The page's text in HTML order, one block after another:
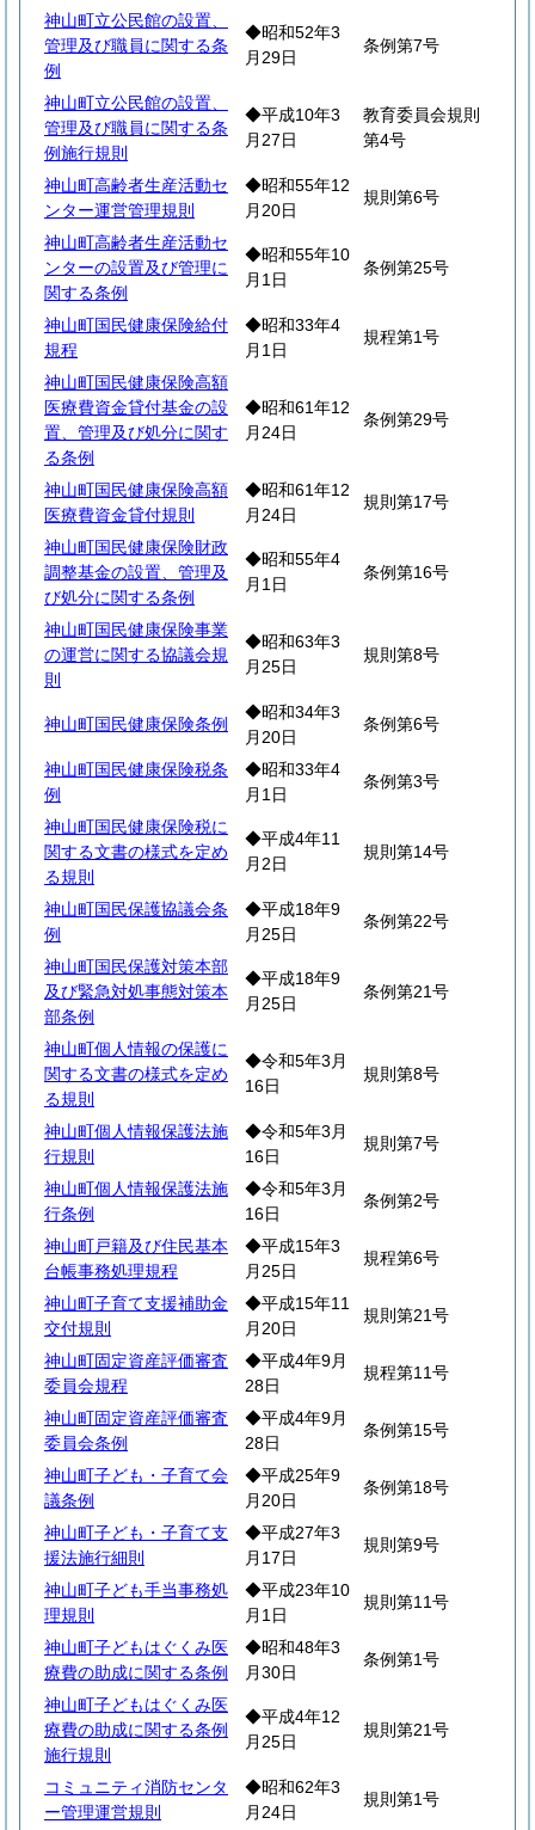
神山町立公民館の設置、
管理及び職員に関する条
例
◆昭和52年3
月29日
条例第7号
神山町立公民館の設置、
管理及び職員に関する条
例施行規則
◆平成10年3
月27日
教育委員会規則
第4号
神山町高齢者生産活動セ
ンター運営管理規則
◆昭和55年12
月20日
規則第6号
神山町高齢者生産活動セ
ンターの設置及び管理に
関する条例
◆昭和55年10
月1日
条例第25号
神山町国民健康保険給付
規程
◆昭和33年4
月1日
規程第1号
神山町国民健康保険高額
医療費資金貸付基金の設
置、管理及び処分に関す
る条例
◆昭和61年12
月24日
条例第29号
神山町国民健康保険高額
医療費資金貸付規則
◆昭和61年12
月24日
規則第17号
神山町国民健康保険財政
調整基金の設置、管理及
び処分に関する条例
◆昭和55年4
月1日
条例第16号
神山町国民健康保険事業
の運営に関する協議会規
則
◆昭和63年3
月25日
規則第8号
神山町国民健康保険条例
◆昭和34年3
月20日
条例第6号
神山町国民健康保険税条
例
◆昭和33年4
月1日
条例第3号
神山町国民健康保険税に
関する文書の様式を定め
る規則
◆平成4年11
月2日
規則第14号
神山町国民保護協議会条
例
◆平成18年9
月25日
条例第22号
神山町国民保護対策本部
及び緊急対処事態対策本
部条例
◆平成18年9
月25日
条例第21号
神山町個人情報の保護に
関する文書の様式を定め
る規則
◆令和5年3月
16日
規則第8号
神山町個人情報保護法施
行規則
◆令和5年3月
16日
規則第7号
神山町個人情報保護法施
行条例
◆令和5年3月
16日
条例第2号
神山町戸籍及び住民基本
台帳事務処理規程
◆平成15年3
月25日
規程第6号
神山町子育て支援補助金
交付規則
◆平成15年11
月20日
規則第21号
神山町固定資産評価審査
委員会規程
◆平成4年9月
28日
規程第11号
神山町固定資産評価審査
委員会条例
◆平成4年9月
28日
条例第15号
神山町子ども・子育て会
議条例
◆平成25年9
月20日
条例第18号
神山町子ども・子育て支
援法施行細則
◆平成27年3
月17日
規則第9号
神山町子ども手当事務処
理規則
◆平成23年10
月1日
規則第11号
神山町子どもはぐくみ医
療費の助成に関する条例
◆昭和48年3
月30日
条例第1号
神山町子どもはぐくみ医
療費の助成に関する条例
施行規則
◆平成4年12
月25日
規則第21号
コミュニティ消防センタ
ー管理運営規則
◆昭和62年3
月24日
規則第1号